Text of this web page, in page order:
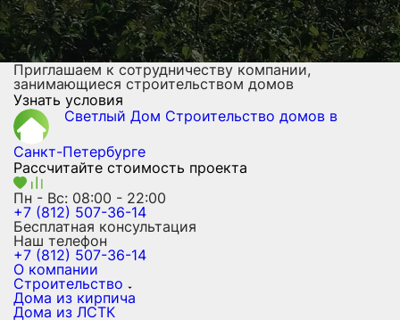
Приглашаем к сотрудничеству компании,
занимающиеся строительством домов
Узнать условия
Светлый Дом Строительство домов в
Санкт-Петербурге
Рассчитайте стоимость проекта
Пн - Вс: 08:00 - 22:00
+7 (812) 507-36-14
Бесплатная консультация
Наш телефон
+7 (812) 507-36-14
О компании
Строительство
Дома из кирпича
Дома из ЛСТК